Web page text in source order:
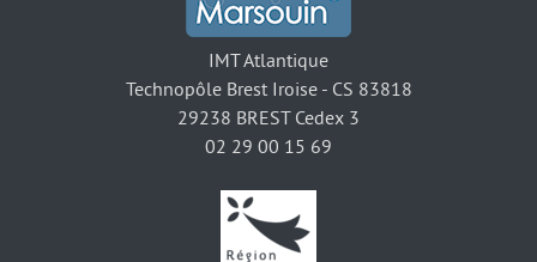
IMT Atlantique
Technopôle Brest Iroise - CS 83818
29238 BREST Cedex 3
02 29 00 15 69